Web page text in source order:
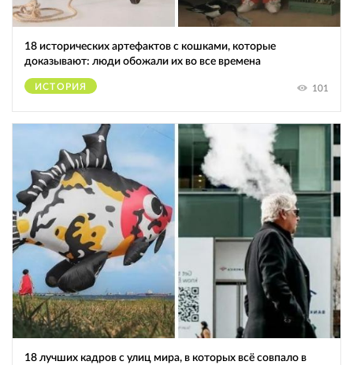
18 исторических артефактов с кошками, которые
доказывают: люди обожали их во все времена
ИСТОРИЯ 101
18 лучших кадров с улиц мира, в которых всё совпало в